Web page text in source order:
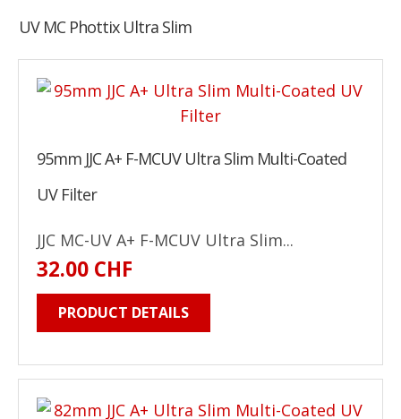
UV MC Phottix Ultra Slim
95mm JJC A+ F-MCUV Ultra Slim Multi-Coated
UV Filter
JJC MC-UV A+ F-MCUV Ultra Slim...
32.00 CHF
PRODUCT DETAILS